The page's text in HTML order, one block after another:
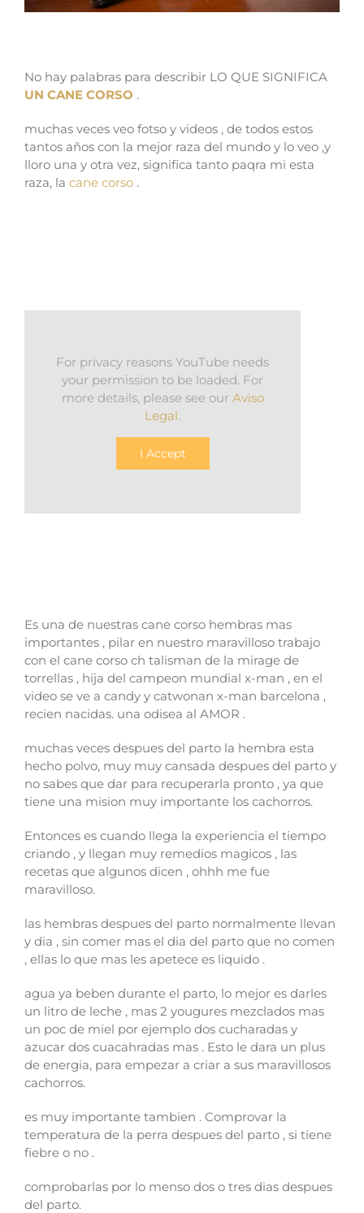
No hay palabras para describir LO QUE SIGNIFICA
UN CANE CORSO .
muchas veces veo fotso y videos , de todos estos
tantos años con la mejor raza del mundo y lo veo ,y
lloro una y otra vez, significa tanto paqra mi esta
raza, la cane corso .
For privacy reasons YouTube needs
your permission to be loaded. For
more details, please see our Aviso
Legal.
I Accept
Es una de nuestras cane corso hembras mas
importantes , pilar en nuestro maravilloso trabajo
con el cane corso ch talisman de la mirage de
torrellas , hija del campeon mundial x-man , en el
video se ve a candy y catwonan x-man barcelona ,
recien nacidas. una odisea al AMOR .
muchas veces despues del parto la hembra esta
hecho polvo, muy muy cansada despues del parto y
no sabes que dar para recuperarla pronto , ya que
tiene una mision muy importante los cachorros.
Entonces es cuando llega la experiencia el tiempo
criando , y llegan muy remedios magicos , las
recetas que algunos dicen , ohhh me fue
maravilloso.
las hembras despues del parto normalmente llevan
y dia , sin comer mas el dia del parto que no comen
, ellas lo que mas les apetece es liquido .
agua ya beben durante el parto, lo mejor es darles
un litro de leche , mas 2 yougures mezclados mas
un poc de miel por ejemplo dos cucharadas y
azucar dos cuacahradas mas . Esto le dara un plus
de energia, para empezar a criar a sus maravillosos
cachorros.
es muy importante tambien . Comprovar la
temperatura de la perra despues del parto , si tiene
fiebre o no .
comprobarlas por lo menso dos o tres dias despues
del parto.